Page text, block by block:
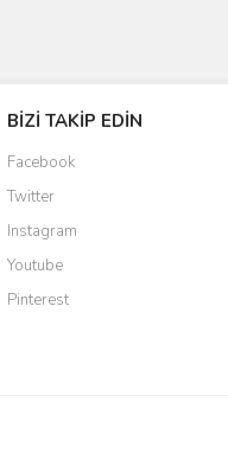
BİZİ TAKİP EDİN
Facebook
Twitter
Instagram
Youtube
Pinterest